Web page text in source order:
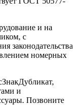
и на
с
законодательства
номерных
и
Позвоните